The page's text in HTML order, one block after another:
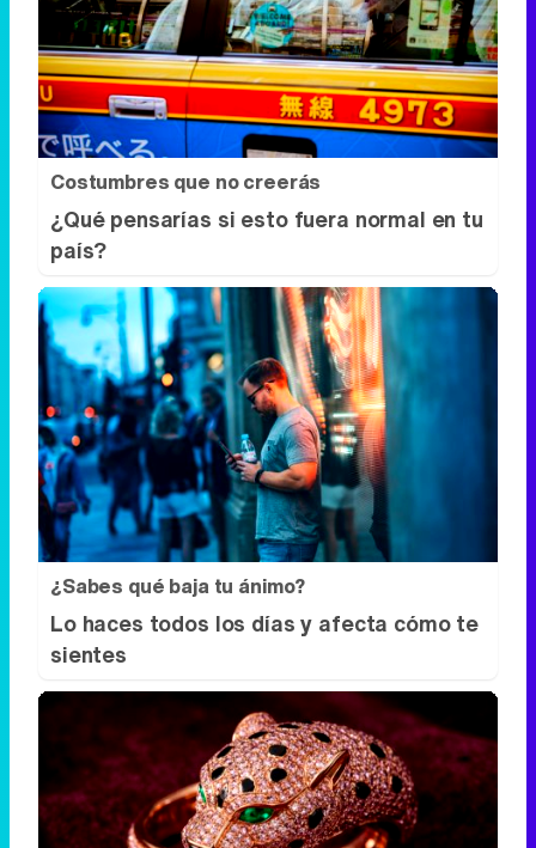
Costumbres que no creerás
¿Qué pensarías si esto fuera normal en tu
país?
¿Sabes qué baja tu ánimo?
Lo haces todos los días y afecta cómo te
sientes